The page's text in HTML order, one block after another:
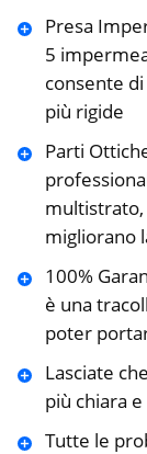
Presa
5
consente
più rigide
Parti
migliorano
100%
è una
poter
Lasciate
più chiara
Tutte le